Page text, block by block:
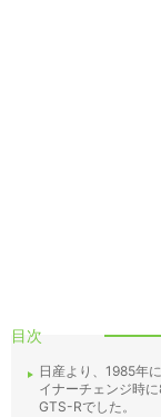
目次
日産より、1985年
イナーチェンジ時
GTS-Rでした。